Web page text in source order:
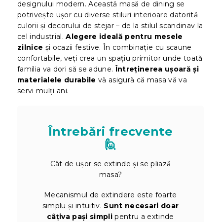
designului modern. Această masă de dining se
potrivește ușor cu diverse stiluri interioare datorită
culorii și decorului de stejar – de la stilul scandinav la
cel industrial.Alegere ideală pentru mesele
zilnice și ocazii festive. În combinație cu scaune
confortabile, veți crea un spațiu primitor unde toată
familia va dori să se adune.Întreținerea ușoară și
materialele durabile vă asigură că masa vă va
servi mulți ani.
Întrebări frecvente
🙋
Cât de ușor se extinde și se pliază
masa?
Mecanismul de extindere este foarte
simplu și intuitiv. Sunt necesari doar
câțiva pași simpli pentru a extinde